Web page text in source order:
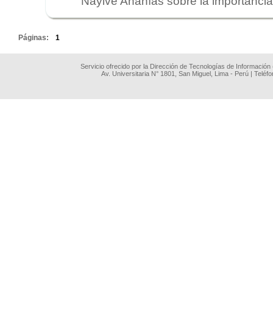
Páginas: 1
Servicio ofrecido por la Dirección de Tecnologías de
Av. Universitaria N° 1801, San Miguel, Lima - Perú |